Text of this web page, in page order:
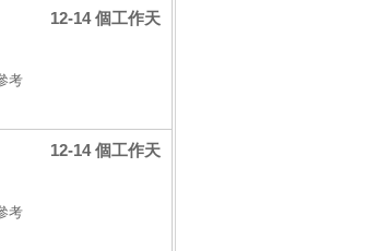
考
12-14 個工作天
考
12-14 個工作天